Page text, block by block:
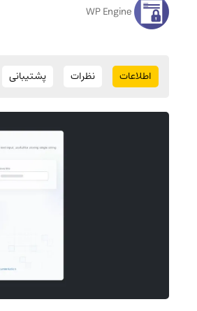
WP Engine
اطلاعات نظرات پشتیبانی